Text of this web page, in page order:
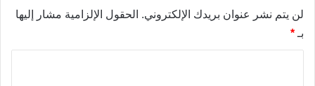
لن يتم نشر عنوان بريدك الإلكتروني. الحقول الإلزامية مشار إليها
بـ *